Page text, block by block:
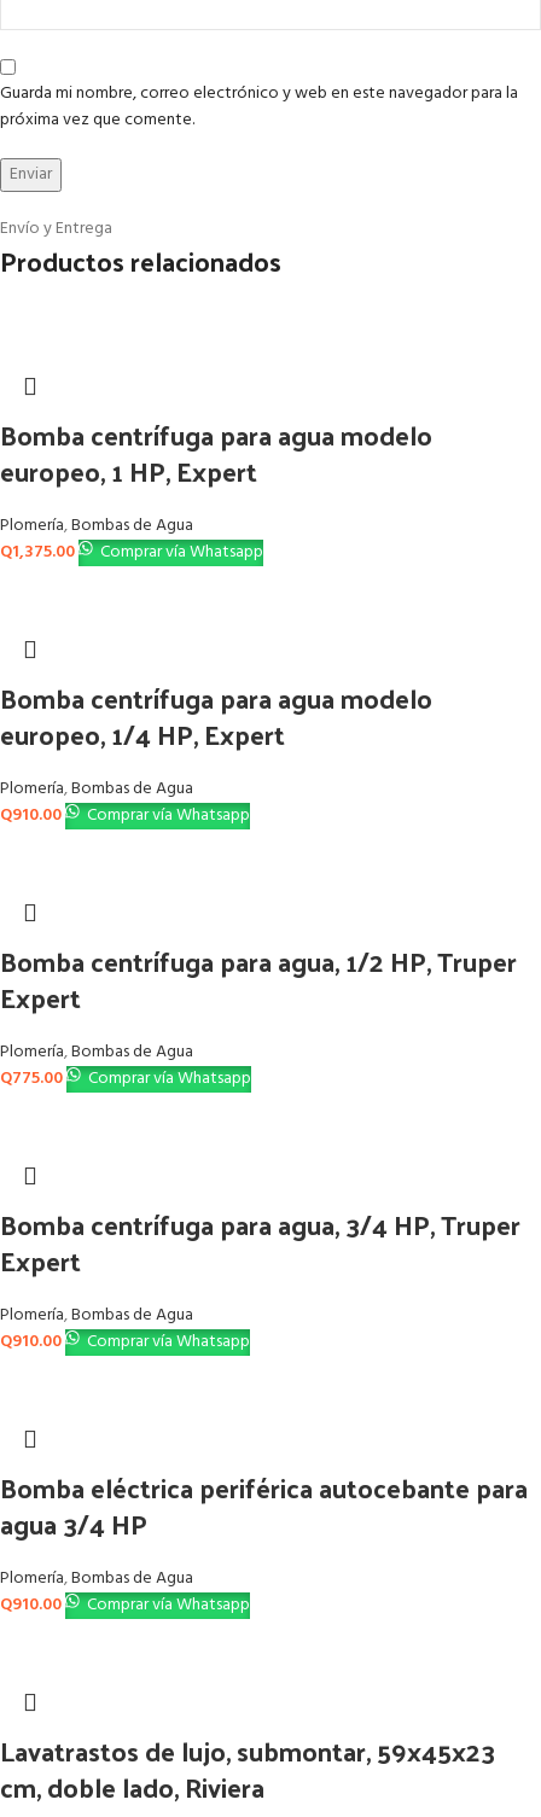
Guarda mi nombre, correo electrónico y web en este navegador para la
próxima vez que comente.
Envío y Entrega
Productos relacionados
Bomba centrífuga para agua modelo
europeo, 1 HP, Expert
Plomería,Bombas de Agua
Q1,375.00 Comprar vía Whatsapp
Bomba centrífuga para agua modelo
europeo, 1/4 HP, Expert
Plomería,Bombas de Agua
Q910.00 Comprar vía Whatsapp
Bomba centrífuga para agua, 1/2 HP, Truper
Expert
Plomería,Bombas de Agua
Q775.00 Comprar vía Whatsapp
Bomba centrífuga para agua, 3/4 HP, Truper
Expert
Plomería,Bombas de Agua
Q910.00 Comprar vía Whatsapp
Bomba eléctrica periférica autocebante para
agua 3/4 HP
Plomería,Bombas de Agua
Q910.00 Comprar vía Whatsapp
Lavatrastos de lujo, submontar, 59x45x23
cm, doble lado, Riviera